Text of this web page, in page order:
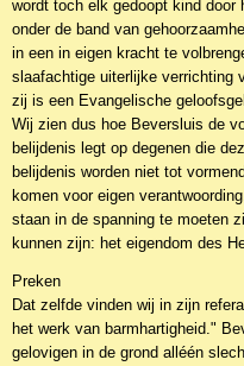
wordt toch elk gedoopt kind door
onder de band van
in een in eigen kracht te
slaafachtige uiterlijke verrichting
zij is een Evangelische
Wij zien dus hoe Beversluis de
belijdenis legt op degenen die
belijdenis worden niet tot
komen voor eigen
staan in de spanning te moeten
kunnen zijn: het eigendom des
Preken
Dat zelfde vinden wij in zijn
het werk van barmhartigheid."
gelovigen in de grond alléén